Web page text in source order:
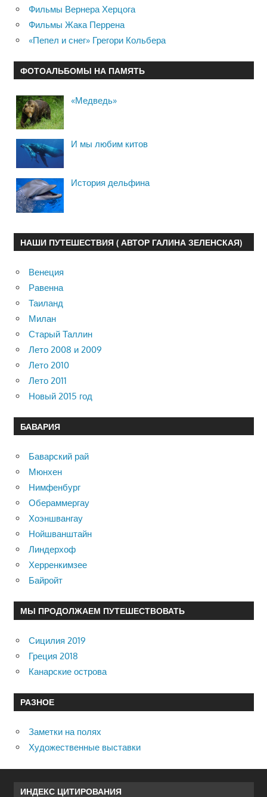
Фильмы Вернера Херцога
Фильмы Жака Перрена
«Пепел и снег» Грегори Кольбера
ФОТОАЛЬБОМЫ НА ПАМЯТЬ
«Медведь»
И мы любим китов
История дельфина
НАШИ ПУТЕШЕСТВИЯ ( АВТОР ГАЛИНА ЗЕЛЕНСКАЯ)
Венеция
Равенна
Таиланд
Милан
Старый Таллин
Лето 2008 и 2009
Лето 2010
Лето 2011
Новый 2015 год
БАВАРИЯ
Баварский рай
Мюнхен
Нимфенбург
Обераммергау
Хоэншвангау
Нойшванштайн
Линдерхоф
Херренкимзее
Байройт
МЫ ПРОДОЛЖАЕМ ПУТЕШЕСТВОВАТЬ
Сицилия 2019
Греция 2018
Канарские острова
РАЗНОЕ
Заметки на полях
Художественные выставки
ИНДЕКС ЦИТИРОВАНИЯ